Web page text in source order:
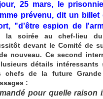
25 mars, le
prévenu, dit un
"d'être espion de
la soirée au chef-lieu
devant le Comité de
nouveau. Ce second
détails
chefs de la future
:
pour quelle raison